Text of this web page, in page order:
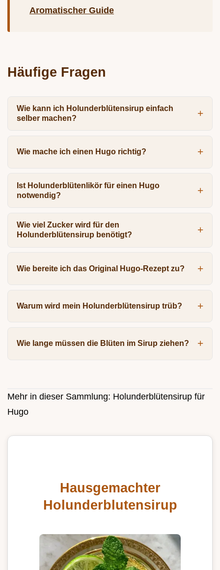
Aromatischer Guide
Häufige Fragen
Wie kann ich Holunderblütensirup einfach
selber machen?
Wie mache ich einen Hugo richtig?
Ist Holunderblütenlikör für einen Hugo
notwendig?
Wie viel Zucker wird für den
Holunderblütensirup benötigt?
Wie bereite ich das Original Hugo-Rezept zu?
Warum wird mein Holunderblütensirup trüb?
Wie lange müssen die Blüten im Sirup ziehen?
Mehr in dieser Sammlung: Holunderblütensirup für
Hugo
Hausgemachter
Holunderblutensirup